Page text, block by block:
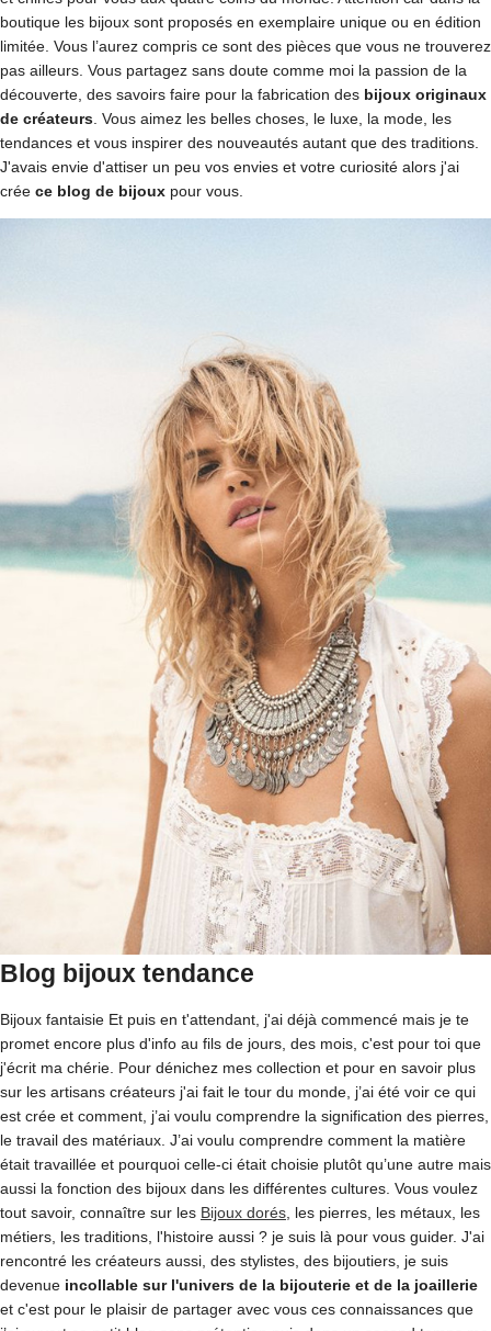
boutique les bijoux sont proposés en exemplaire unique ou en édition
limitée. Vous l’aurez compris ce sont des pièces que vous ne trouverez
pas ailleurs. Vous partagez sans doute comme moi la passion de la
découverte, des savoirs faire pour la fabrication des bijoux originaux
de créateurs. Vous aimez les belles choses, le luxe, la mode, les
tendances et vous inspirer des nouveautés autant que des traditions.
J'avais envie d'attiser un peu vos envies et votre curiosité alors j'ai
crée ce blog de bijoux pour vous.
Blog bijoux tendance
Bijoux fantaisie Et puis en t'attendant, j'ai déjà commencé mais je te
promet encore plus d'info au fils de jours, des mois, c'est pour toi que
j'écrit ma chérie. Pour dénichez mes collection et pour en savoir plus
sur les artisans créateurs j'ai fait le tour du monde, j’ai été voir ce qui
est crée et comment, j’ai voulu comprendre la signification des pierres,
le travail des matériaux. J’ai voulu comprendre comment la matière
était travaillée et pourquoi celle-ci était choisie plutôt qu’une autre mais
aussi la fonction des bijoux dans les différentes cultures. Vous voulez
tout savoir, connaître sur les Bijoux dorés , les pierres, les métaux, les
métiers, les traditions, l'histoire aussi ? je suis là pour vous guider. J'ai
rencontré les créateurs aussi, des stylistes, des bijoutiers, je suis
devenue incollable sur l'univers de la bijouterie et de la joaillerie
et c'est pour le plaisir de partager avec vous ces connaissances que